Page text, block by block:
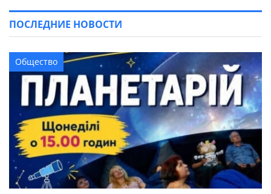
ПОСЛЕДНИЕ НОВОСТИ
Общество